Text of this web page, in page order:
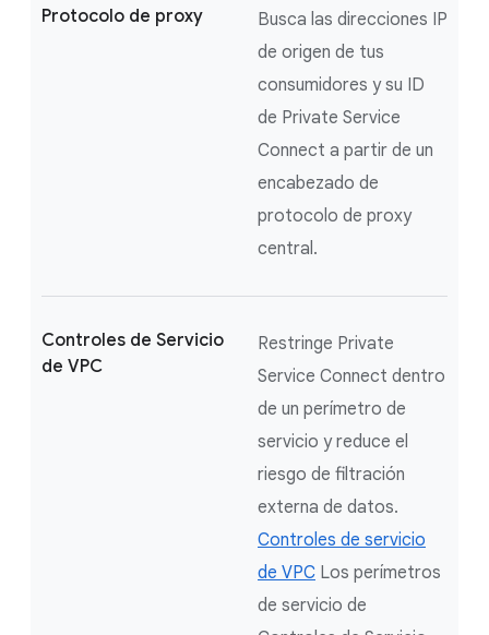
Protocolo de proxy
Busca las direcciones IP
de origen de tus
consumidores y su ID
de Private Service
Connect a partir de un
encabezado de
protocolo de proxy
central.
Controles de Servicio
de VPC
Restringe Private
Service Connect dentro
de un perímetro de
servicio y reduce el
riesgo de filtración
externa de datos.
Controles de servicio
de VPC Los perímetros
de servicio de